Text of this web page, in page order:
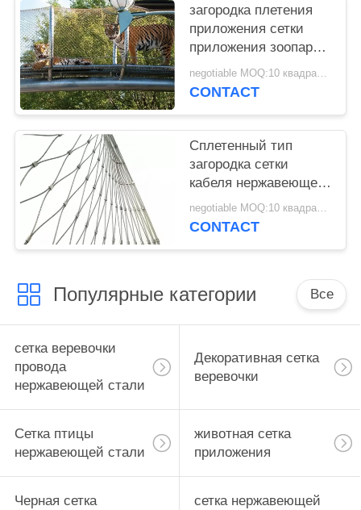
загородка плетения
приложения сетки
приложения зоопарка
нержавеющей стали
1.2мм до 3.2мм
negotiable MOQ:10 квадратных метров
CONTACT
Сплетенный тип
загородка сетки
кабеля нержавеющей
стали для клеток
приложения и
negotiable MOQ:10 квадратных метров
CONTACT
Популярные категории Все
сетка веревочки
провода
нержавеющей стали
Декоративная сетка
веревочки
Сетка птицы
нержавеющей стали
животная сетка
приложения
Черная сетка сетка нержавеющей